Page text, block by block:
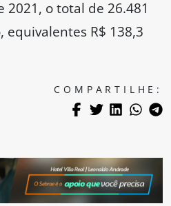
o total de 26.481
equivalentes R$ 138,3
COMPARTILHE: